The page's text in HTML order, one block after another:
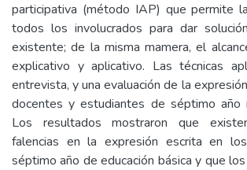
participativa (método IAP) que permite
todos los involucrados para dar
existente; de la misma mamera, el
explicativo y aplicativo. Las técnicas
entrevista, y una evaluación de la
docentes y estudiantes de séptimo año
Los resultados mostraron que
falencias en la expresión escrita en
séptimo año de educación básica y que